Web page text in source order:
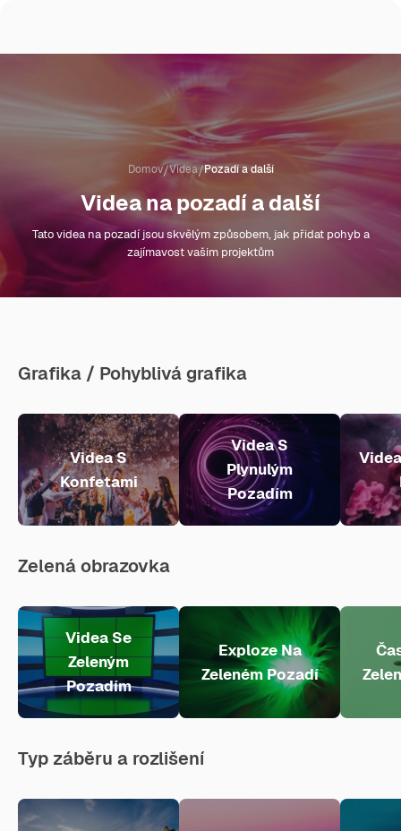
Domov/Videa/Pozadí a další
Videa na pozadí a další
Tato videa na pozadí jsou skvělým způsobem, jak přidat pohyb a
zajímavost vašim projektům
Grafika / Pohyblivá grafika
Videa S
Konfetami
Videa S
Plynulým
Pozadím
Zelená obrazovka
Videa Se
Zeleným
Pozadím
Exploze Na
Zeleném Pozadí
Typ záběru a rozlišení